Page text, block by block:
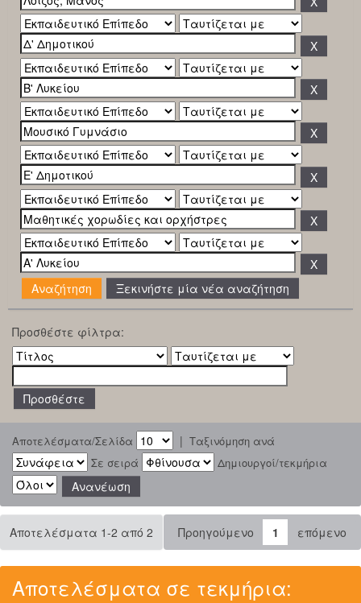
Ξεκινήστε μία νέα αναζήτηση
Προσθέστε φίλτρα:
Αποτελέσματα/Σελίδα | Ταξινόμηση ανά
Σε σειρά
Δημιουργοί/τεκμήρια
Αποτελέσματα 1-2 από 2 Προηγούμενο 1 επόμενο
Αποτελέσματα σε τεκμήρια: